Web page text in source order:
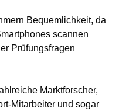
Bequemlichkeit, da
scannen
Prüfungsfragen
Marktforscher,
Mitarbeiter und sogar